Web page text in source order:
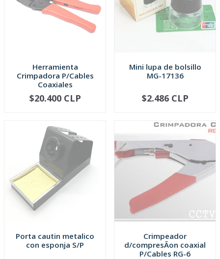
Herramienta
Crimpadora P/Cables
Coaxiales
AGOTADO
$20.400 CLP
Mini lupa de bolsillo
MG-17136
AGOTADO
$2.486 CLP
Porta cautin metalico
con esponja S/P
Crimpeador
d/compresÃ­on coaxial
P/Cables RG-6